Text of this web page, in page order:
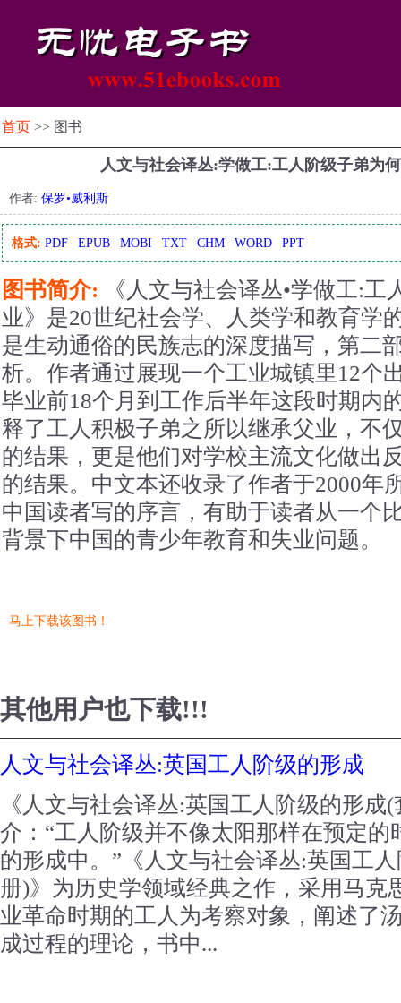
首页 >> 图书
人文与社会译丛:学做工:工人阶级子弟为
作者: 保罗•威利斯
格式: PDF EPUB MOBI TXT CHM WORD PPT
图书简介: 《人文与社会译丛•学做工:
业》是20世纪社会学、人类学和教育学
是生动通俗的民族志的深度描写，第二
析。作者通过展现一个工业城镇里12个
毕业前18个月到工作后半年这段时期内
释了工人积极子弟之所以继承父业，不
的结果，更是他们对学校主流文化做出
的结果。中文本还收录了作者于2000年
中国读者写的序言，有助于读者从一个
背景下中国的青少年教育和失业问题。
马上下载该图书！
其他用户也下载!!!
人文与社会译丛:英国工人阶级的形成
《人文与社会译丛:英国工人阶级的形成
介：“工人阶级并不像太阳那样在预定
的形成中。”《人文与社会译丛:英国工
册)》为历史学领域经典之作，采用马克
业革命时期的工人为考察对象，阐述了
成过程的理论，书中...